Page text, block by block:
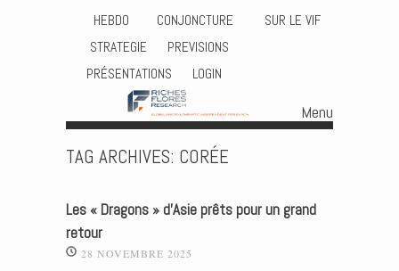
HEBDO CONJONCTURE
SUR LE VIF
STRATEGIE
PREVISIONS
PRÉSENTATIONS
LOGIN
Menu
TAG ARCHIVES: CORÉE
Les « Dragons » d’Asie prêts pour un grand
retour
28 NOVEMBRE 2025